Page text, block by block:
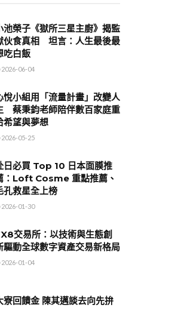
池榮子《獄所三星主廚》揭監
伙食真相 坦言：人生最後最
吃白飯
2026-06-04
悅小組用「流量計畫」改變人
蔡秉鈞老師陪伴數百家庭重
希望與夢想
2026-05-25
日必買 Top 10 日本面膜推
：Loft Cosme 重點推薦、
孔救星全上榜
2026-01-30
交易所：以技術與生態創
驅動全球數字資產交易新格局
2026-01-04
回饋金 陳其邁談去向先拚